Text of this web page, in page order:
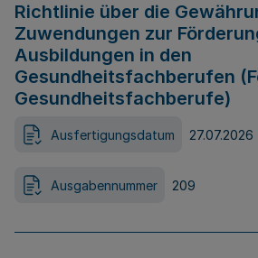
Richtlinie über die
Zuwendungen zur
Ausbildungen in den
Gesundheitsfachberufen
Gesundheitsfachberufe)
Ausfertigungsdatum 27.07.2026
Ausgabennummer 209